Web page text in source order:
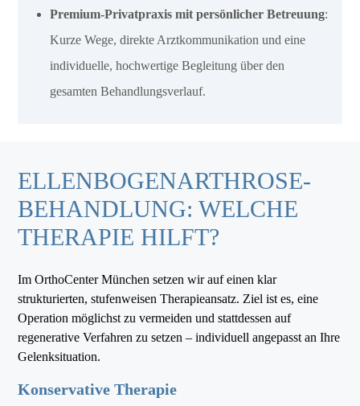
Premium-Privatpraxis mit persönlicher Betreuung:
Kurze Wege, direkte Arztkommunikation und eine
individuelle, hochwertige Begleitung über den
gesamten Behandlungsverlauf.
ELLENBOGENARTHROSE-
BEHANDLUNG: WELCHE
THERAPIE HILFT?
Im OrthoCenter München setzen wir auf einen klar
strukturierten, stufenweisen Therapieansatz. Ziel ist es, eine
Operation möglichst zu vermeiden und stattdessen auf
regenerative Verfahren zu setzen – individuell angepasst an Ihre
Gelenksituation.
Konservative Therapie